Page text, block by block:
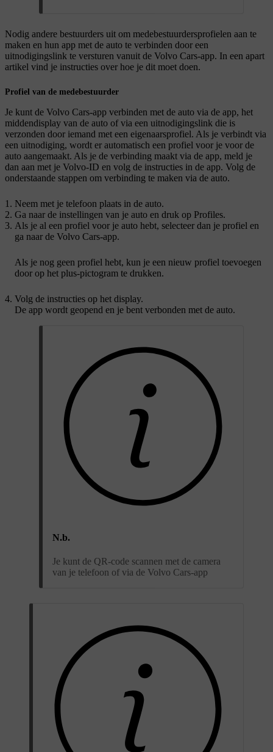
Nodig andere bestuurders uit om medebestuurdersprofielen aan te
maken en hun app met de auto te verbinden door een
uitnodigingslink te versturen vanuit de Volvo Cars-app. In een apart
artikel vind je instructies over hoe je dit moet doen.
Profiel van de medebestuurder
Je kunt de Volvo Cars-app verbinden met de auto via de app, het
middendisplay van de auto of via een uitnodigingslink die is
verzonden door iemand met een eigenaarsprofiel. Als je verbindt via
een uitnodiging, wordt er automatisch een profiel voor je voor de
auto aangemaakt. Als je de verbinding maakt via de app, meld je
dan aan met je Volvo-ID en volg de instructies in de app. Volg de
onderstaande stappen om verbinding te maken via de auto.
Neem met je telefoon plaats in de auto.
Ga naar de instellingen van je auto en druk op Profiles.
Als je al een profiel voor je auto hebt, selecteer dan je profiel en
ga naar de Volvo Cars-app.
Als je nog geen profiel hebt, kun je een nieuw profiel toevoegen
door op het plus-pictogram te drukken.
Volg de instructies op het display.
De app wordt geopend en je bent verbonden met de auto.
N.b.
Je kunt de QR-code scannen met de camera
van je telefoon of via de Volvo Cars-app